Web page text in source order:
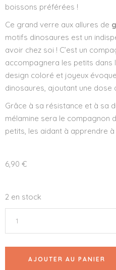
boissons préférées !
Ce grand verre aux allures de
motifs dinosaures est un
avoir chez soi ! C’est un
accompagnera les petits dans
design coloré et joyeux
dinosaures, ajoutant une dose
Grâce à sa résistance et à sa
mélamine sera le compagnon
petits, les aidant à apprendre
6,90 €
2 en stock
AJOUTER AU PANIER